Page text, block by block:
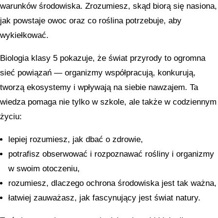
warunków środowiska. Zrozumiesz, skąd biorą się nasiona,
jak powstaje owoc oraz co roślina potrzebuje, aby
wykiełkować.
Biologia klasy 5 pokazuje, że świat przyrody to ogromna
sieć powiązań — organizmy współpracują, konkurują,
tworzą ekosystemy i wpływają na siebie nawzajem. Ta
wiedza pomaga nie tylko w szkole, ale także w codziennym
życiu:
lepiej rozumiesz, jak dbać o zdrowie,
potrafisz obserwować i rozpoznawać rośliny i organizmy
w swoim otoczeniu,
rozumiesz, dlaczego ochrona środowiska jest tak ważna,
łatwiej zauważasz, jak fascynujący jest świat natury.